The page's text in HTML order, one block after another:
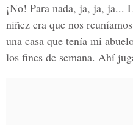
¡No! Para nada, ja, ja, ja...
niñez era que nos
una casa que tenía mi
los fines de semana. Ahí